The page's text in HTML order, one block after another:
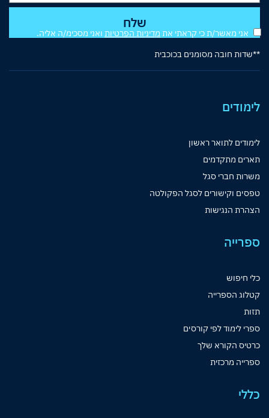
אני מאשר/ת כי קראתי את מדיניות הפרטיות
ואני מסכימ/ה אליה.
**שדות חובה מסומנים בכוכבית
לימודים
לימודים לתואר ראשון
תארים מתקדמים
משרות חברי סגל
טפסים וקישורים לסגל הפקולטה
הצהרת הנגישות
ספרייה
כלי חיפוש
קטלוג הספרייה
תזות
ספרי לימוד לפי קורסים
כרטיס הקורא שלך
ספרייה מרכזית
כללי